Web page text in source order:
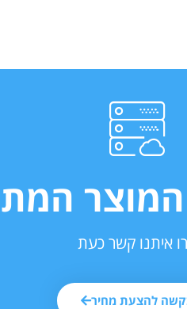
איתנו קשר כעת
להצעת מחיר